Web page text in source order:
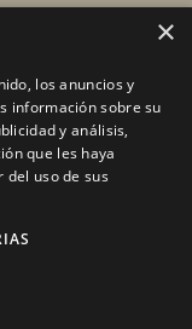
×
los anuncios y
información sobre su
y análisis,
que les haya
del uso de sus